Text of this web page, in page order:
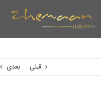
قبلی بعدی